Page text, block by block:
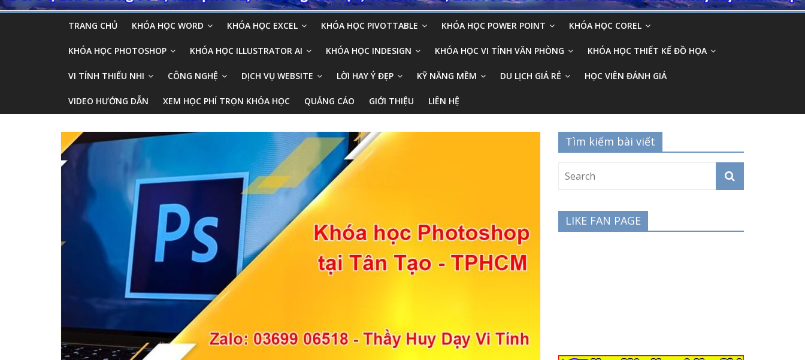
TRANG CHỦ KHÓA HỌC WORD KHÓA HỌC EXCEL KHÓA HỌC PIVOTTABLE KHÓA HỌC POWER POINT KHÓA HỌC COREL
KHÓA HỌC PHOTOSHOP KHÓA HỌC ILLUSTRATOR AI KHÓA HỌC INDESIGN KHÓA HỌC VI TÍNH VĂN PHÒNG KHÓA HỌC THIẾT KẾ ĐỒ HỌA
VI TÍNH THIẾU NHI CÔNG NGHỆ DỊCH VỤ WEBSITE LỜI HAY Ý ĐẸP KỸ NĂNG MỀM DU LỊCH GIÁ RẺ HỌC VIÊN ĐÁNH GIÁ
VIDEO HƯỚNG DẪN XEM HỌC PHÍ TRỌN KHÓA HỌC QUẢNG CÁO GIỚI THIỆU LIÊN HỆ
Tìm kiếm bài viết
LIKE FAN PAGE